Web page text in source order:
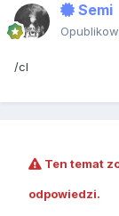
Semi
/cl
Ten temat
odpowiedzi.